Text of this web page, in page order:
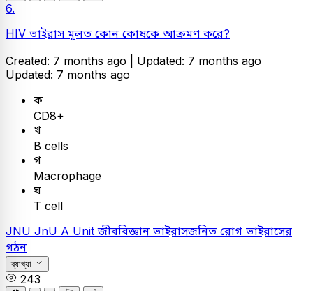
6.
HIV ভাইরাস মূলত কোন কোষকে আক্রমণ করে?
Created: 7 months ago | Updated: 7 months ago
Updated: 7 months ago
ক
CD8+
খ
B cells
গ
Macrophage
ঘ
T cell
JNU JnU A Unitজীববিজ্ঞান ভাইরাসজনিত রোগ ভাইরাসের
গঠন
ব্যাখ্যা
243